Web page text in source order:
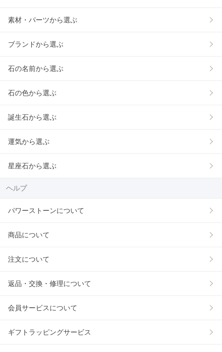
素材・パーツから選ぶ
ブランドから選ぶ
石の名前から選ぶ
石の色から選ぶ
誕生石から選ぶ
運気から選ぶ
星座石から選ぶ
ヘルプ
パワーストーンについて
商品について
注文について
返品・交換・修理について
会員サービスについて
ギフトラッピングサービス